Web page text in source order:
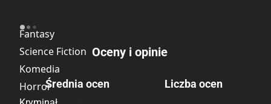
Fantasy
Science Fiction
Komedia
Horror
Oceny i opinie
Średnia ocen Liczba ocen